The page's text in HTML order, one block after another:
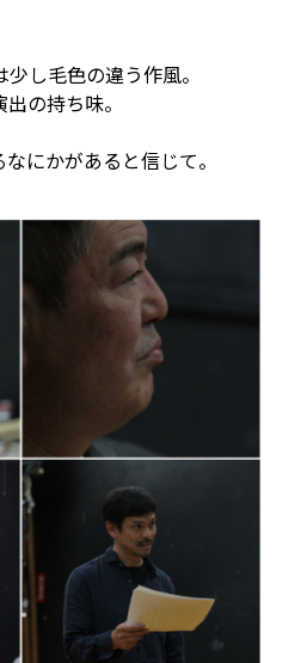
し毛色の違う作風。
の持ち味。
にかがあると信じて。